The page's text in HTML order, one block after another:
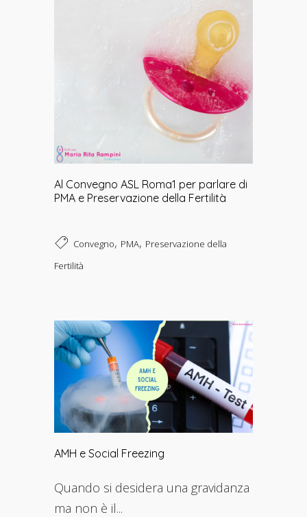
Al Convegno ASL Roma1 per parlare di
PMA e Preservazione della Fertilità
Convegno, PMA, Preservazione della
Fertilità
AMH e Social Freezing
Quando si desidera una gravidanza
ma non è il...